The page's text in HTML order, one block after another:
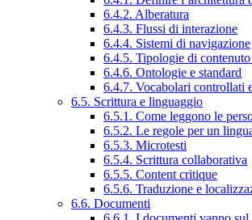
6.4.2. Alberatura
6.4.3. Flussi di interazione
6.4.4. Sistemi di navigazione
6.4.5. Tipologie di
6.4.6. Ontologie e standard
6.4.7. Vocabolari controllati
6.5. Scrittura e linguaggio
6.5.1. Come leggono le
6.5.2. Le regole per un
6.5.3. Microtesti
6.5.4. Scrittura collaborativa
6.5.5. Content critique
6.5.6. Traduzione e
6.6. Documenti